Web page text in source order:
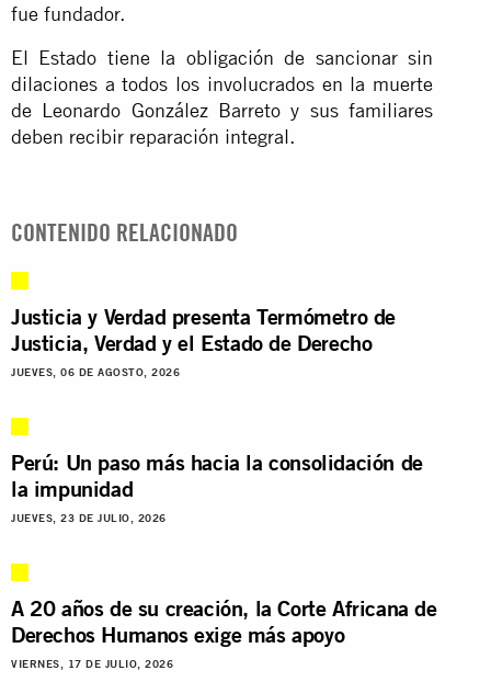
fue fundador.
El Estado tiene la obligación de sancionar sin
dilaciones a todos los involucrados en la muerte
de Leonardo González Barreto y sus familiares
deben recibir reparación integral.
CONTENIDO RELACIONADO
Justicia y Verdad presenta Termómetro de
Justicia, Verdad y el Estado de Derecho
JUEVES, 06 DE AGOSTO, 2026
Perú: Un paso más hacia la consolidación de
la impunidad
JUEVES, 23 DE JULIO, 2026
A 20 años de su creación, la Corte Africana de
Derechos Humanos exige más apoyo
VIERNES, 17 DE JULIO, 2026